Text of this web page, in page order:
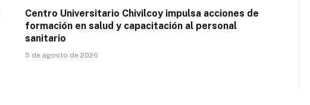
Centro Universitario Chivilcoy impulsa acciones de
formación en salud y capacitación al personal
sanitario
5 de agosto de 2026